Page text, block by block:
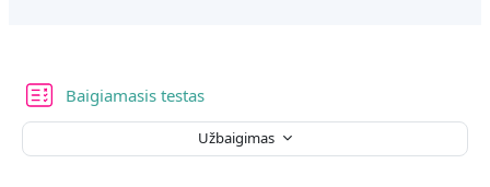
Baigiamasis testas
Užbaigimas